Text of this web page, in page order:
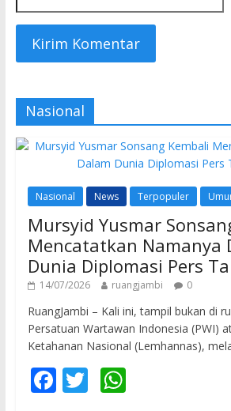
Nasional
Nasional News Terpopuler
Mursyid Yusmar
Mencatatkan Namanya
Dunia Diplomasi Pers
14/07/2026 ruangjambi 0
RuangJambi – Kali ini, tampil bukan di
Persatuan Wartawan Indonesia (PWI)
Ketahanan Nasional (Lemhannas),
F T W